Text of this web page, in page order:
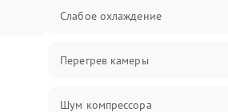
Слабое охлаждение
Перегрев камеры
Шум компрессора